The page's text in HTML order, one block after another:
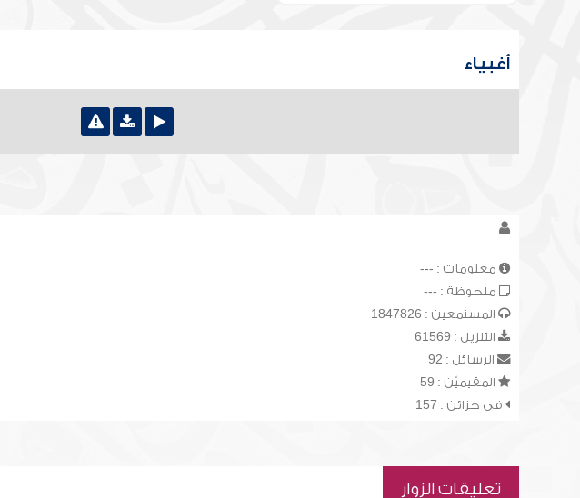
أغبياء
معلومات : ---
ملحوظة : ---
المستمعين : 1847826
التنزيل : 61569
الرسائل : 92
المقيميّن : 59
في خزائن : 157
تعليقات الزوار